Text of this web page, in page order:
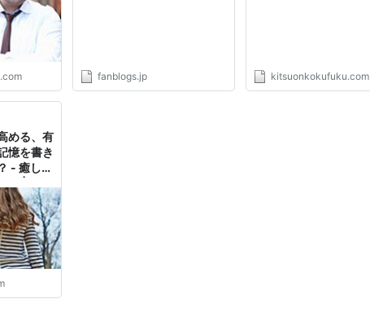
fanblogs.jp kitsuonkokufuku.com
める、有
憶を書き
- 癒し・
情報を配